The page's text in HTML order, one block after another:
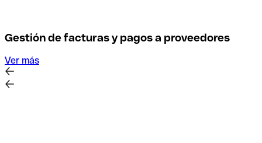
Gestión de facturas y pagos a proveedores
Ver más